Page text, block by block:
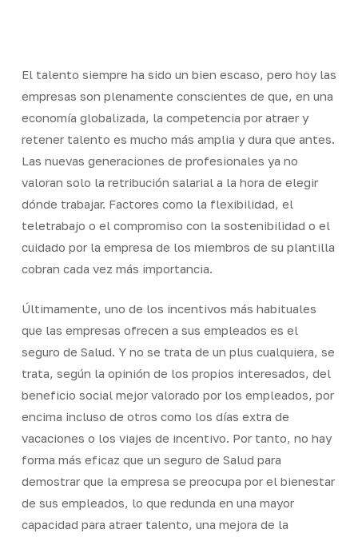
contentEl talento siempre ha sido un bien escaso, pero hoy las
empresas son plenamente conscientes de que, en una
economía globalizada, la competencia por atraer y
retener talento es mucho más amplia y dura que antes.
Las nuevas generaciones de profesionales ya no
valoran solo la retribución salarial a la hora de elegir
dónde trabajar. Factores como la flexibilidad, el
teletrabajo o el compromiso con la sostenibilidad o el
cuidado por la empresa de los miembros de su plantilla
cobran cada vez más importancia.
Últimamente, uno de los incentivos más habituales
que las empresas ofrecen a sus empleados es el
seguro de Salud. Y no se trata de un plus cualquiera, se
trata, según la opinión de los propios interesados, del
beneficio social mejor valorado por los empleados, por
encima incluso de otros como los días extra de
vacaciones o los viajes de incentivo. Por tanto, no hay
forma más eficaz que un seguro de Salud para
demostrar que la empresa se preocupa por el bienestar
de sus empleados, lo que redunda en una mayor
capacidad para atraer talento, una mejora de la
Menu